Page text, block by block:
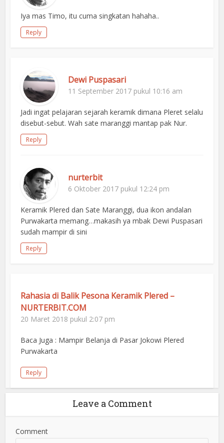
Iya mas Timo, itu cuma singkatan hahaha..
Reply
Dewi Puspasari
11 September 2017 pukul 10:16 am
Jadi ingat pelajaran sejarah keramik dimana Pleret selalu
disebut-sebut. Wah sate maranggi mantap pak Nur.
Reply
nurterbit
6 Oktober 2017 pukul 12:24 pm
Keramik Plered dan Sate Maranggi, dua ikon andalan
Purwakarta memang…makasih ya mbak Dewi Puspasari
sudah mampir di sini
Reply
Rahasia di Balik Pesona Keramik Plered –
NURTERBIT.COM
20 Maret 2018 pukul 2:07 pm
Baca Juga : Mampir Belanja di Pasar Jokowi Plered
Purwakarta
Reply
Leave a Comment
Comment